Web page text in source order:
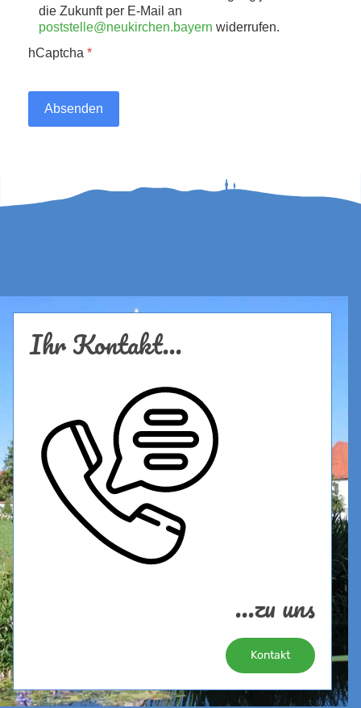
die Zukunft per E-Mail an
poststelle@neukirchen.bayern widerrufen.
hCaptcha *
Absenden
Ihr Kontakt...
...zu uns
Kontakt